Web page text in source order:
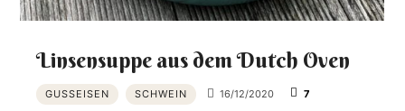
Linsensuppe aus dem Dutch Oven
GUSSEISEN SCHWEIN 16/12/2020
7